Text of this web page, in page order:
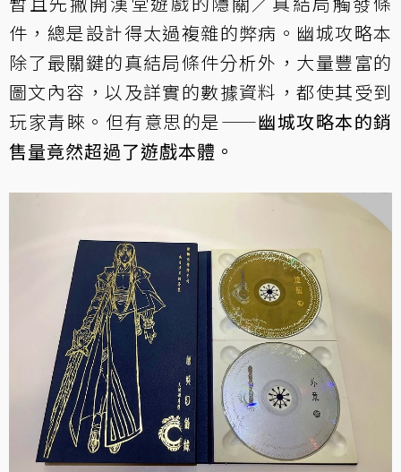
件，總是設計得太過複雜的弊病。幽城攻略本
除了最關鍵的真結局條件分析外，大量豐富的
圖文內容，以及詳實的數據資料，都使其受到
玩家青睞。但有意思的是——幽城攻略本的銷
售量竟然超過了遊戲本體。